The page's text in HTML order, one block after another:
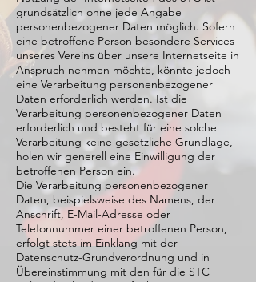
grundsätzlich ohne jede Angabe
personenbezogener Daten möglich. Sofern
eine betroffene Person besondere Services
unseres Vereins über unsere Internetseite in
Anspruch nehmen möchte, könnte jedoch
eine Verarbeitung personenbezogener
Daten erforderlich werden. Ist die
Verarbeitung personenbezogener Daten
erforderlich und besteht für eine solche
Verarbeitung keine gesetzliche Grundlage,
holen wir generell eine Einwilligung der
betroffenen Person ein.
Die Verarbeitung personenbezogener
Daten, beispielsweise des Namens, der
Anschrift, E-Mail-Adresse oder
Telefonnummer einer betroffenen Person,
erfolgt stets im Einklang mit der
Datenschutz-Grundverordnung und in
Übereinstimmung mit den für die STC